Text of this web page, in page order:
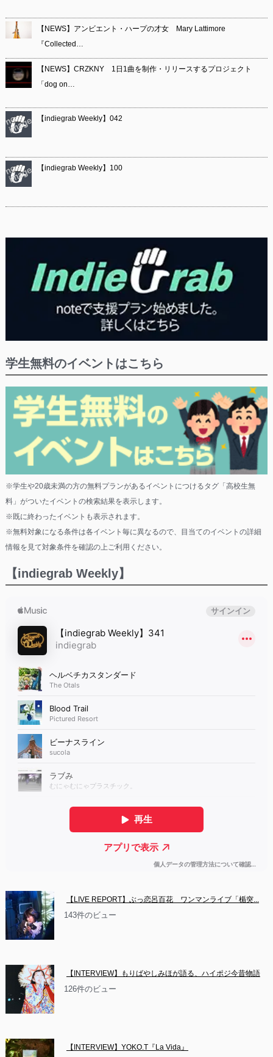
【NEWS】アンビエント・ハープの才女 Mary Lattimore
『Collected…
【NEWS】CRZKNY 1日1曲を制作・リリースするプロジェクト
「dog on…
【indiegrab Weekly】042
【indiegrab Weekly】100
学生無料のイベントはこちら
※学生や20歳未満の方の無料プランがあるイベントにつけるタグ「高校生無
料」がついたイベントの検索結果を表示します。
※既に終わったイベントも表示されます。
※無料対象になる条件は各イベント毎に異なるので、目当てのイベントの詳細
情報を見て対象条件を確認の上ご利用ください。
【indiegrab Weekly】
【LIVE REPORT】ぶっ恋呂百花　ワンマンライブ「楯突...
143件のビュー
【INTERVIEW】もりばやしみほが語る、ハイポジ今昔物語
126件のビュー
【INTERVIEW】YOKO.T『La Vida』